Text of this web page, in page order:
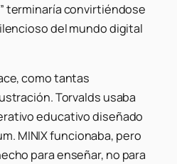
terminaría convirtiéndose
del mundo digital
como tantas
Torvalds usaba
educativo diseñado
MINIX funcionaba, pero
para enseñar, no para